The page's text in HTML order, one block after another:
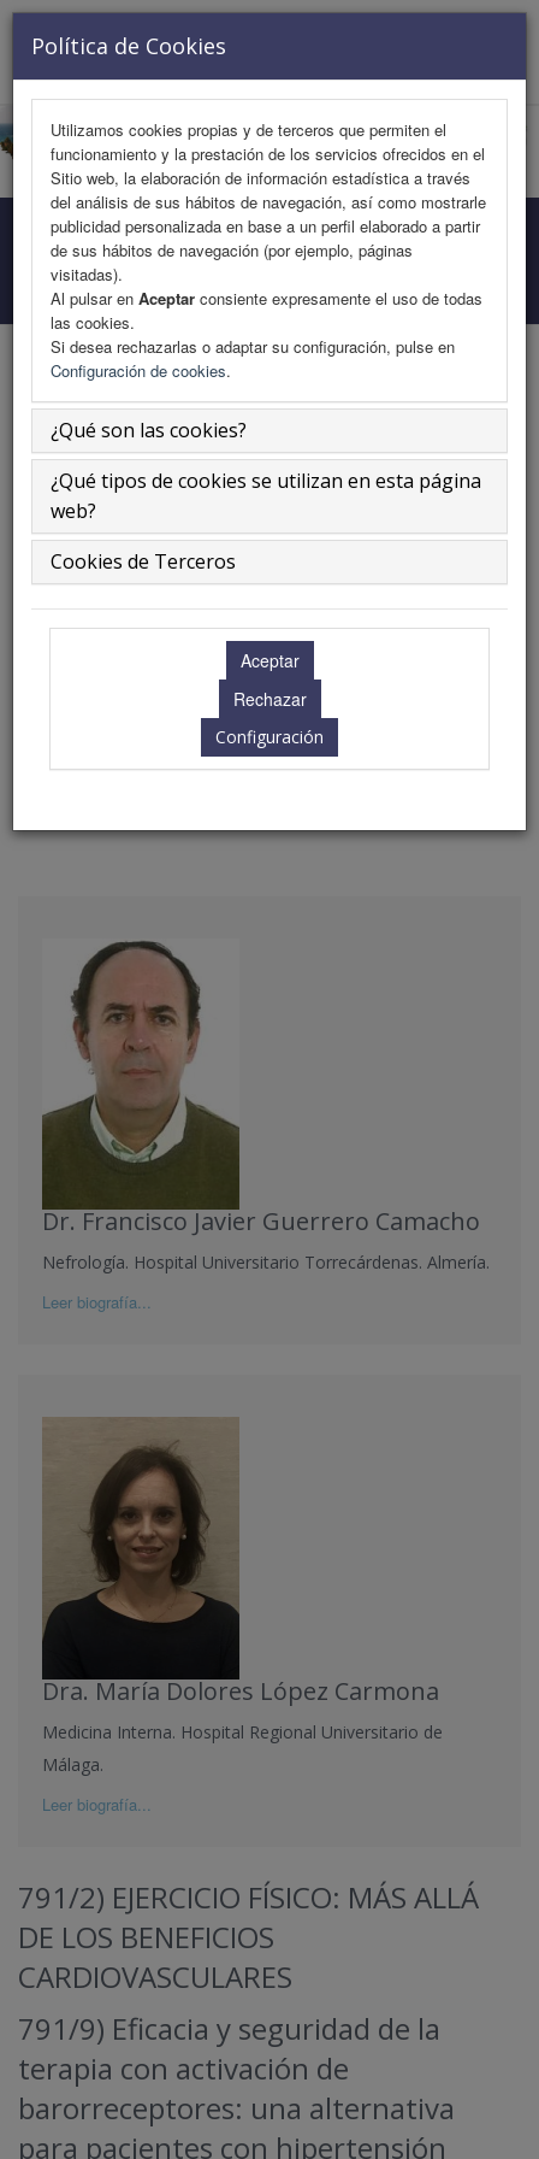
Política de Cookies
Utilizamos cookies propias y de terceros que permiten el
funcionamiento y la prestación de los servicios ofrecidos en el
Sitio web, la elaboración de información estadística a través
del análisis de sus hábitos de navegación, así como mostrarle
publicidad personalizada en base a un perfil elaborado a partir
de sus hábitos de navegación (por ejemplo, páginas
visitadas).
Al pulsar en Aceptar consiente expresamente el uso de todas
las cookies.
Si desea rechazarlas o adaptar su configuración, pulse en
Configuración de cookies.
¿Qué son las cookies?
¿Qué tipos de cookies se utilizan en esta página
web?
Cookies de Terceros
Configuración
Programa Medicina
Inicio
Orales. Sesión 2.
8.00 - 10.00 h.
Ubicación: Nijar I
Dr. Francisco Javier Guerrero Camacho
Nefrología. Hospital Universitario Torrecárdenas. Almería.
Leer biografía...
Dra. María Dolores López Carmona
Medicina Interna. Hospital Regional Universitario de
Málaga.
Leer biografía...
791/2) EJERCICIO FÍSICO: MÁS ALLÁ
DE LOS BENEFICIOS
CARDIOVASCULARES
791/9) Eficacia y seguridad de la
terapia con activación de
barorreceptores: una alternativa
para pacientes con hipertensión